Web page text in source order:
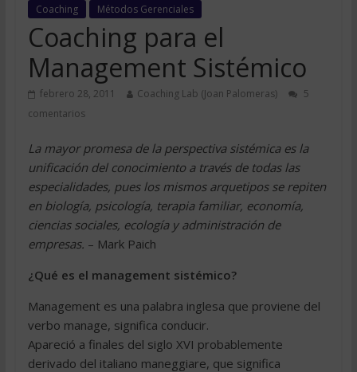
Coaching Métodos Gerenciales
Coaching para el
Management Sistémico
febrero 28, 2011 Coaching Lab (Joan Palomeras)
5
comentarios
La mayor promesa de la perspectiva sistémica es la
unificación del conocimiento a través de todas las
especialidades, pues los mismos arquetipos se repiten
en biología, psicología, terapia familiar, economía,
ciencias sociales, ecología y administración de
empresas. – Mark Paich
¿Qué es el management sistémico?
Management es una palabra inglesa que proviene del
verbo manage, significa conducir.
Apareció a finales del siglo XVI probablemente
derivado del italiano maneggiare, que significa